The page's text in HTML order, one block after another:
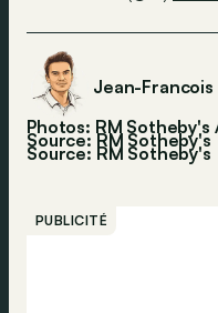
Jean-
Photos: RM Sotheby's
Source: RM Sotheby's
Source: RM Sotheby's
PUBLICITÉ